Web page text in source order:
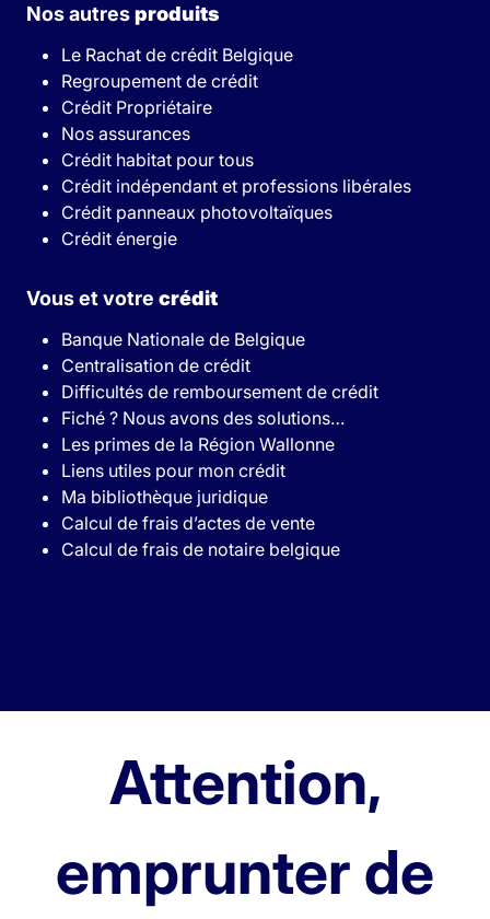
Nos autresproduits
Le Rachat de crédit Belgique
Regroupement de crédit
Crédit Propriétaire
Nos assurances
Crédit habitat pour tous
Crédit indépendant et professions libérales
Crédit panneaux photovoltaïques
Crédit énergie
Vous et votre crédit
Banque Nationale de Belgique
Centralisation de crédit
Difficultés de remboursement de crédit
Fiché ? Nous avons des solutions…
Les primes de la Région Wallonne
Liens utiles pour mon crédit
Ma bibliothèque juridique
Calcul de frais d’actes de vente
Calcul de frais de notaire belgique
Attention,
emprunter de